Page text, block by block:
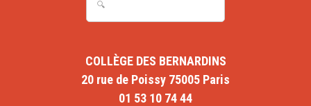
COLLÈGE DES BERNARDINS
20 rue de Poissy 75005 Paris
01 53 10 74 44